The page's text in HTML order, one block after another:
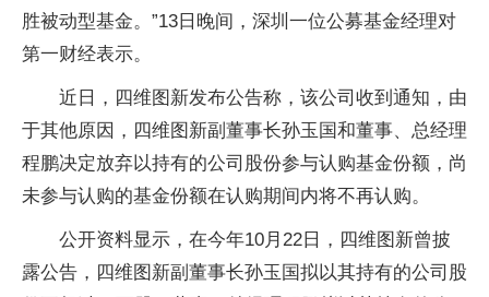
胜被动型基金。”13日晚间，深圳一位公募基金经理对
第一财经表示。
近日，四维图新发布公告称，该公司收到通知，由
于其他原因，四维图新副董事长孙玉国和董事、总经理
程鹏决定放弃以持有的公司股份参与认购基金份额，尚
未参与认购的基金份额在认购期间内将不再认购。
公开资料显示，在今年10月22日，四维图新曾披
露公告，四维图新副董事长孙玉国拟以其持有的公司股